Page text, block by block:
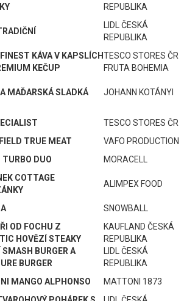
REPUBLIKA
LIDL ČESKÁ
REPUBLIKA
KÁVA V KAPSLÍCHTESCO STORES ČR
KEČUP
FRUTA BOHEMIA
MAĎARSKÁ SLADKÁ JOHANN KOTÁNYI
TESCO STORES ČR
TRUE MEAT
VAFO PRODUCTION
TURBO DUO MORACELL
COTTAGE
ALIMPEX FOOD
SNOWBALL
OD FOCHU Z
HOVĚZÍ STEAKY
KAUFLAND ČESKÁ
REPUBLIKA
SMASH BURGER A
BURGER
LIDL ČESKÁ
REPUBLIKA
MANGO ALPHONSO
MATTONI 1873